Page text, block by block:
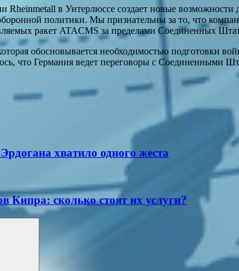
Rheinmetall в Унтерлюссе создает новые
политики. Мы признательны за то, что
ракет ATACMS за пределами Соединенных
обосновывается необходимостью подготовки
что Германия ведет переговоры с Соединенными
хватило одного жеста
Кипра: сколько стоят их услуги?